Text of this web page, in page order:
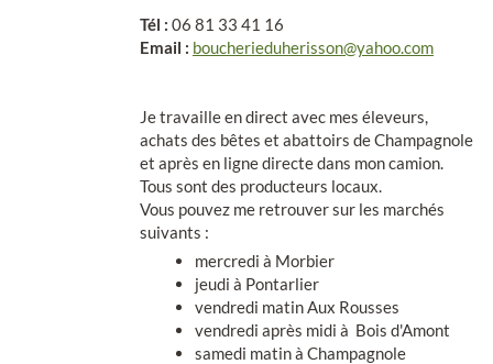
Tél : 06 81 33 41 16
Email : boucherieduherisson@yahoo.com
Je travaille en direct avec mes éleveurs,
achats des bêtes et abattoirs de Champagnole
et après en ligne directe dans mon camion.
Tous sont des producteurs locaux.
Vous pouvez me retrouver sur les marchés
suivants :
mercredi à Morbier
jeudi à Pontarlier
vendredi matin Aux Rousses
vendredi après midi à Bois d'Amont
samedi matin à Champagnole